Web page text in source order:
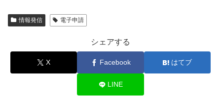
情報発信 電子申請
シェアする
X Facebook はてブ
LINE